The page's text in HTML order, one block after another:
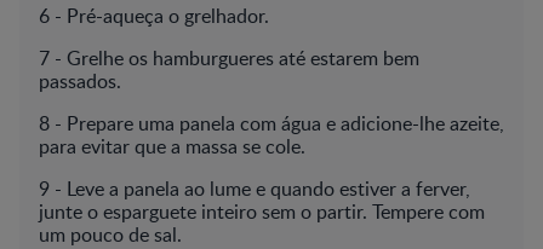
6 - Pré-aqueça o grelhador.
7 - Grelhe os hamburgueres até estarem bem
passados.
8 - Prepare uma panela com água e adicione-lhe azeite,
para evitar que a massa se cole.
9 - Leve a panela ao lume e quando estiver a ferver,
junte o esparguete inteiro sem o partir. Tempere com
um pouco de sal.